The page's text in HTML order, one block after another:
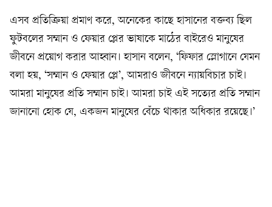
এসব প্রতিক্রিয়া প্রমাণ করে, অনেকের কাছে হাসানের বক্তব্য ছিল
ফুটবলের সম্মান ও ফেয়ার প্লের ভাষাকে মাঠের বাইরেও মানুষের
জীবনে প্রয়োগ করার আহ্বান। হাসান বলেন, ‘ফিফার স্লোগানে যেমন
বলা হয়, ‘সম্মান ও ফেয়ার প্লে’, আমরাও জীবনে ন্যায়বিচার চাই।
আমরা মানুষের প্রতি সম্মান চাই। আমরা চাই এই সত্যের প্রতি সম্মান
জানানো হোক যে, একজন মানুষের বেঁচে থাকার অধিকার রয়েছে।’